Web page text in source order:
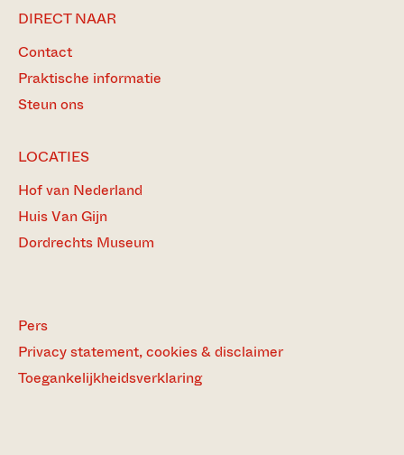
DIRECT NAAR
Contact
Praktische informatie
Steun ons
LOCATIES
Hof van Nederland
Huis Van Gijn
Dordrechts Museum
Pers
Privacy statement, cookies & disclaimer
Toegankelijkheidsverklaring